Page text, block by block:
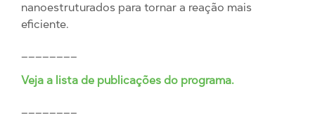
nanoestruturados para tornar a reação mais
eficiente.
Veja a lista de publicações do programa.